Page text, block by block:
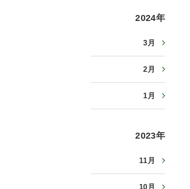
2024年
3月
2月
1月
2023年
11月
10月